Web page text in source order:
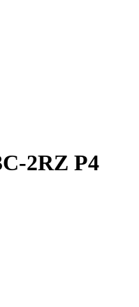
2RZ P4